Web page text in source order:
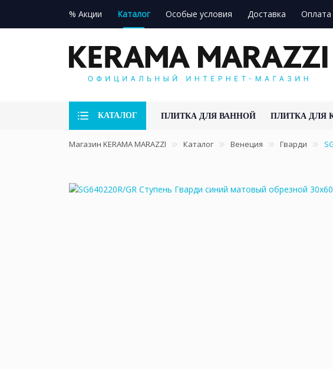
% Акции Каталог Особые условия Доставка Оплата
КАТАЛОГ ПЛИТКА ДЛЯ ВАННОЙ ПЛИТКА ДЛЯ
Магазин KERAMA MARAZZI Каталог Венеция Гварди